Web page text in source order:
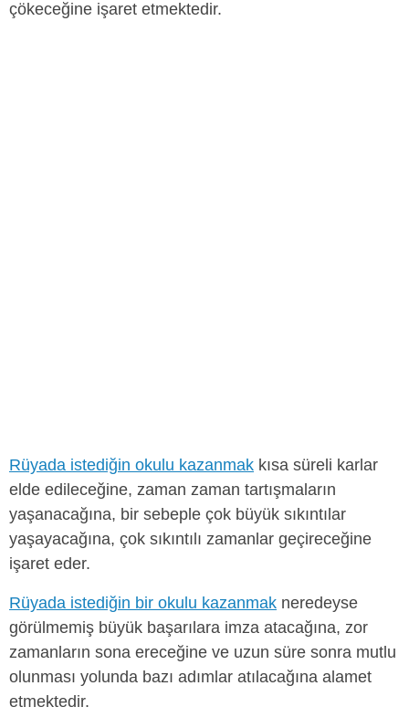
çökeceğine işaret etmektedir.
Rüyada istediğin okulu kazanmak kısa süreli karlar
elde edileceğine, zaman zaman tartışmaların
yaşanacağına, bir sebeple çok büyük sıkıntılar
yaşayacağına, çok sıkıntılı zamanlar geçireceğine
işaret eder.
Rüyada istediğin bir okulu kazanmak neredeyse
görülmemiş büyük başarılara imza atacağına, zor
zamanların sona ereceğine ve uzun süre sonra mutlu
olunması yolunda bazı adımlar atılacağına alamet
etmektedir.